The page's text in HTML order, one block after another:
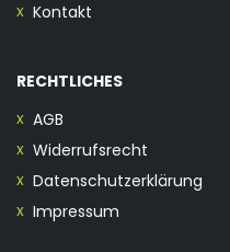
Kontakt
RECHTLICHES
AGB
Widerrufsrecht
Datenschutzerklärung
Impressum